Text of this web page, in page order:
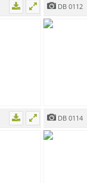
DB 0112
DB 0114